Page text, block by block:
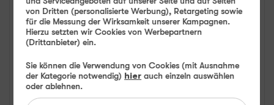
Kundendaten
Mobilfunk
BILDplus
Drittanbieter
von Dritten (personalisierte Werbung), Retargeting sowie
für die Messung der Wirksamkeit unserer Kampagnen.
Hierzu setzten wir Cookies von Werbepartnern
(Drittanbieter) ein.
Sie können die Verwendung von Cookies (mit Ausnahme
der Kategorie notwendig) hier auch einzeln auswählen
oder ablehnen.